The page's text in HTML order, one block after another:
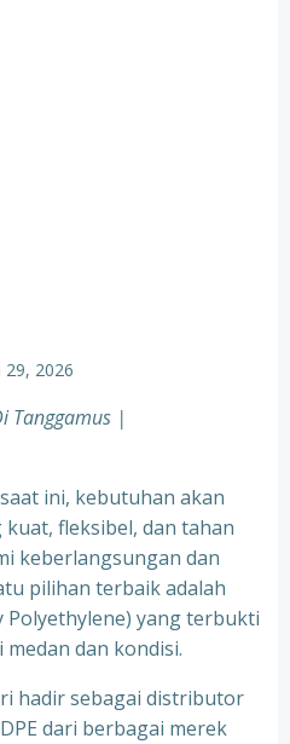
29, 2026
Tanggamus |
ini, kebutuhan akan
fleksibel, dan tahan
keberlangsungan dan
pilihan terbaik adalah
Polyethylene) yang terbukti
dan kondisi.
hadir sebagai distributor
dari berbagai merek